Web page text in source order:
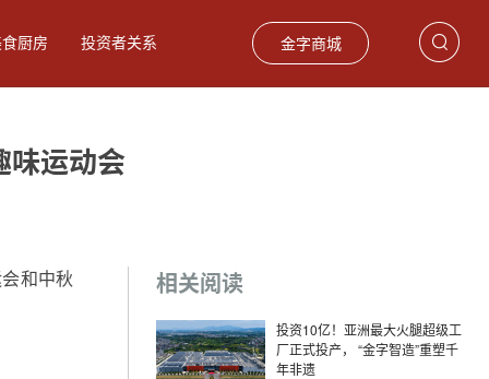
厨房 投资者关系 金字商城
材
味运动会
相关阅读
投资10亿！亚洲最大火腿超级工
厂正式投产， “金字智造”重塑千
年非遗
和中秋